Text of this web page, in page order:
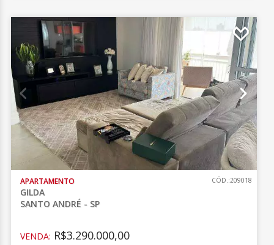
APARTAMENTO
GILDA
SANTO ANDRÉ - SP
CÓD.:209018
VENDA: R$3.290.000,00